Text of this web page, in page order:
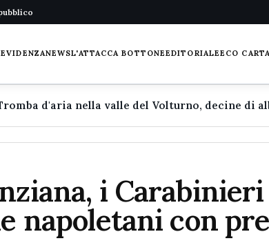
NEWSL'ATTACCA BOTTONEEDITORIALEECO
i
napoletani con